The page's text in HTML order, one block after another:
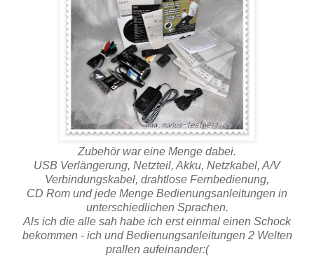
Zubehör war eine Menge dabei.
USB Verlängerung, Netzteil, Akku, Netzkabel, A/V
Verbindungskabel, drahtlose Fernbedienung,
CD Rom und jede Menge Bedienungsanleitungen in
unterschiedlichen Sprachen.
Als ich die alle sah habe ich erst einmal einen Schock
bekommen - ich und Bedienungsanleitungen 2 Welten
prallen aufeinander:(